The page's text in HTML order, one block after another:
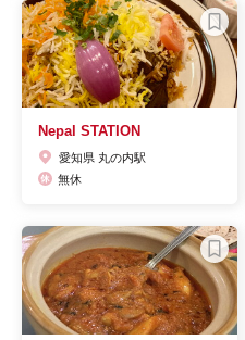
Nepal STATION
愛知県 丸の内駅
無休